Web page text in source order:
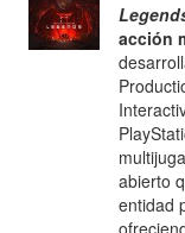
acción
abierto
entidad